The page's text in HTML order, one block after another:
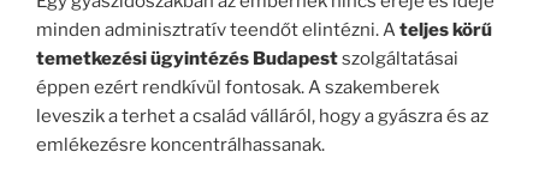
minden adminisztratív teendőt elintézni. Ateljes körű
temetkezési ügyintézés Budapestszolgáltatásai
éppen ezért rendkívül fontosak. A szakemberek
leveszik a terhet a család válláról, hogy a gyászra és az
emlékezésre koncentrálhassanak.